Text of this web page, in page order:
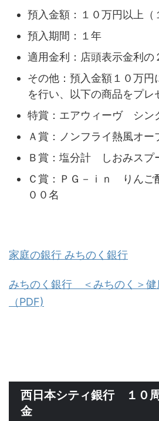
預入金額：１０万円以上（
預入期間：１年
適用金利：店頭表示金利の
その他：預入金額１０万円
を行い、以下の商品をプレ
特賞：エアウィーヴ シン
Ａ賞：ノンフライ熱風オー
Ｂ賞：塩分計 しおみスプ
Ｃ賞：ＰＧ－ｉｎ りんご
００名
家庭の銀行 みちのく銀行
みちのく銀行 ＜みちのく＞健
（PDF)
西日本シティ銀行 １０
金